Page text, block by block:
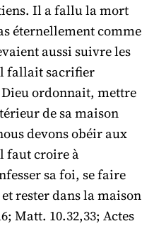
Il a fallu la mort
éternellement comme
aussi suivre les
fallait sacrifier
Dieu ordonnait, mettre
de sa maison
devons obéir aux
faut croire à
sa foi, se faire
rester dans la maison
Matt. 10.32,33; Actes